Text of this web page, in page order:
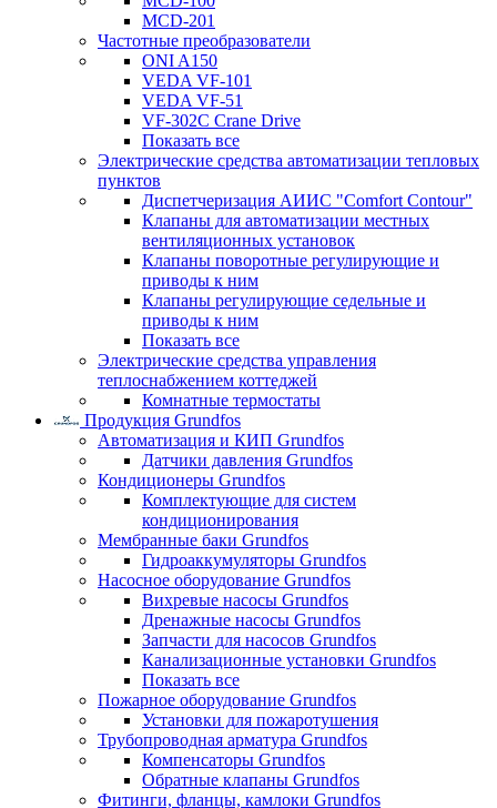
MCD-201
Частотные преобразователи
ONI A150
VEDA VF-101
VEDA VF-51
VF-302C Crane Drive
Показать все
Электрические средства автоматизации тепловых
пунктов
Диспетчеризация АИИС "Comfort Contour"
Клапаны для автоматизации местных
вентиляционных установок
Клапаны поворотные регулирующие и
приводы к ним
Клапаны регулирующие седельные и
приводы к ним
Показать все
Электрические средства управления
теплоснабжением коттеджей
Комнатные термостаты
Продукция Grundfos
Автоматизация и КИП Grundfos
Датчики давления Grundfos
Кондиционеры Grundfos
Комплектующие для систем
кондиционирования
Мембранные баки Grundfos
Гидроаккумуляторы Grundfos
Насосное оборудование Grundfos
Вихревые насосы Grundfos
Дренажные насосы Grundfos
Запчасти для насосов Grundfos
Канализационные установки Grundfos
Показать все
Пожарное оборудование Grundfos
Установки для пожаротушения
Трубопроводная арматура Grundfos
Компенсаторы Grundfos
Обратные клапаны Grundfos
Фитинги, фланцы, камлоки Grundfos